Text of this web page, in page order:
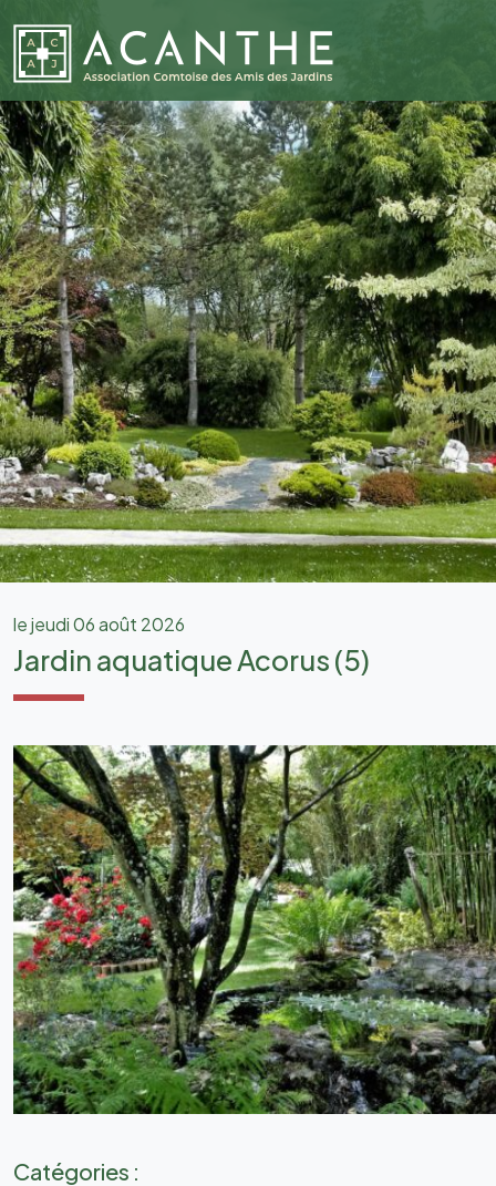
le jeudi 06 août 2026
Jardin aquatique Acorus (5)
Catégories :